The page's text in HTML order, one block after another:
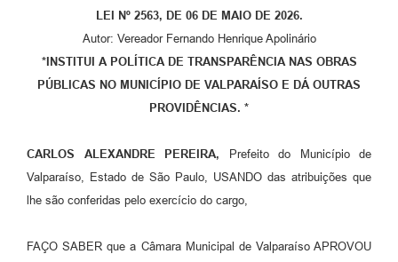
Contratos
Carta de Serviços
LEI Nº 2563, DE 06 DE MAIO DE 2026.
Autor: Vereador Fernando Henrique Apolinário
*INSTITUI A POLÍTICA DE TRANSPARÊNCIA NAS OBRAS
PÚBLICAS NO MUNICÍPIO DE VALPARAÍSO E DÁ OUTRAS
PROVIDÊNCIAS. *
CARLOS ALEXANDRE PEREIRA, Prefeito do Município de
Valparaíso, Estado de São Paulo, USANDO das atribuições que
lhe são conferidas pelo exercício do cargo,
FAÇO SABER que a Câmara Municipal de Valparaíso APROVOU